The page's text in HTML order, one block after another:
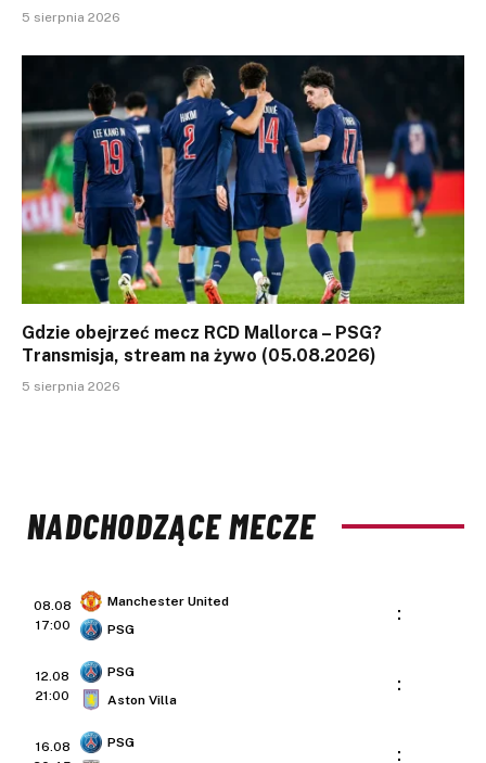
5 sierpnia 2026
Gdzie obejrzeć mecz RCD Mallorca – PSG?
Transmisja, stream na żywo (05.08.2026)
5 sierpnia 2026
NADCHODZĄCE MECZE
08.08
17:00
Manchester United
PSG
:
12.08
21:00
PSG
Aston Villa
:
16.08
PSG
: